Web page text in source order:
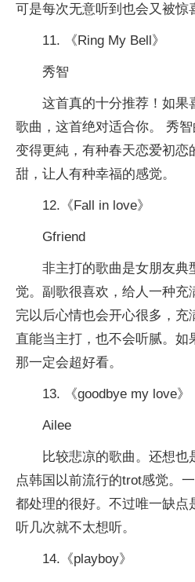
可是每次无意听到也会又被惊
11. 《Ring My Bell》
秀智
这首真的十分推荐！如果
歌曲，这首绝对适合你。 秀
变得更純，有种春天恋爱初恋
甜，让人有种幸福的感觉。
12.《Fall in love》
Gfriend
非主打的歌曲是女朋友典
觉。副歌很喜欢，给人一种充
完以后心情也会开心很多，充
直能当主打，也不会听腻。如
那一定会超好看。
13. 《goodbye my love》
Ailee
比较悲凉的歌曲。还想
点韩国以前流行的trot感觉。
都处理的很好。不过唯一缺点
听几次就不太想听。
14.《playboy》